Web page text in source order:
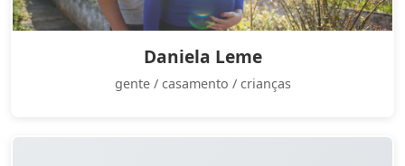
Daniela Leme
gente / casamento / crianças